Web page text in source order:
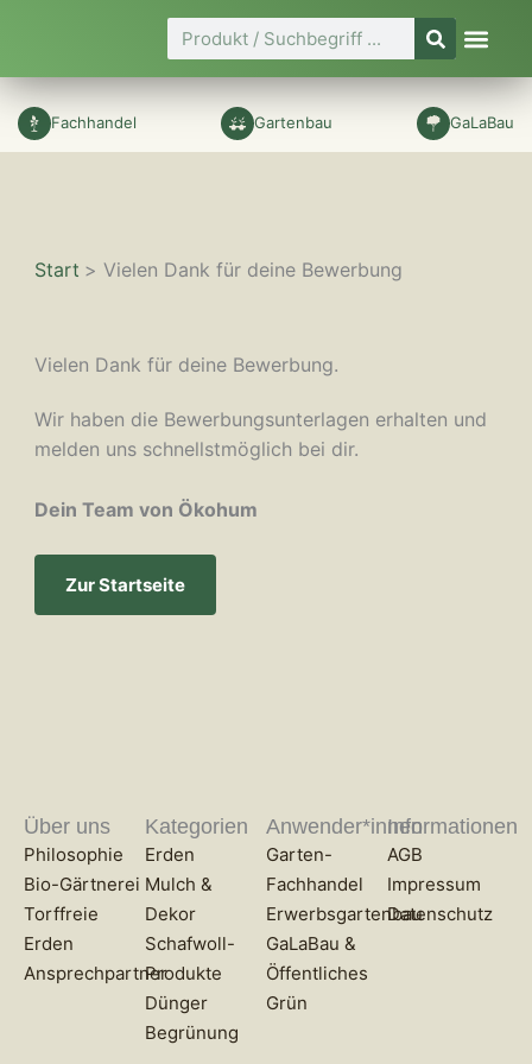
springen
Suche
Fachhandel Gartenbau GaLaBau
Start Vielen Dank für deine Bewerbung
Vielen Dank für deine Bewerbung.
Wir haben die Bewerbungsunterlagen erhalten und
melden uns schnellstmöglich bei dir.
Dein Team von Ökohum
Zur Startseite
Über uns
Philosophie
Bio-Gärtnerei
Torffreie
Erden
Ansprechpartner
Kategorien
Erden
Mulch &
Dekor
Schafwoll-
Produkte
Dünger
Begrünung
Anwender*innen
Garten-
Fachhandel
Erwerbsgartenbau
GaLaBau &
Öffentliches
Grün
Informationen
AGB
Impressum
Datenschutz